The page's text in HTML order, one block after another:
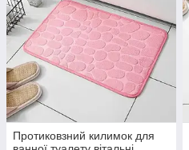
Протиковзний килимок для